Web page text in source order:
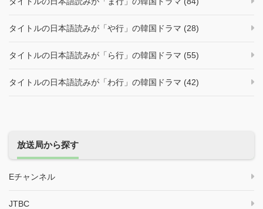
タイトルの日本語読みが「や行」の韓国ドラマ (28)
タイトルの日本語読みが「ら行」の韓国ドラマ (55)
タイトルの日本語読みが「わ行」の韓国ドラマ (42)
放送局から探す
Eチャンネル
JTBC